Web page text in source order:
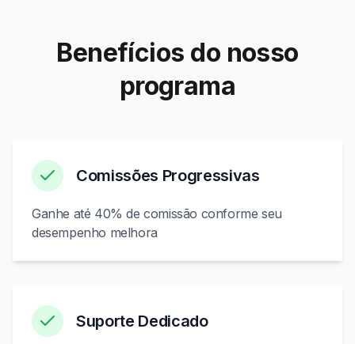
Benefícios do nosso
programa
Comissões Progressivas
Ganhe até 40% de comissão conforme seu
desempenho melhora
Suporte Dedicado